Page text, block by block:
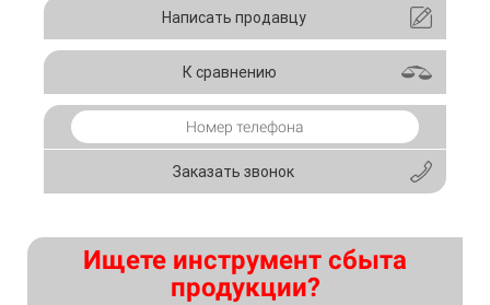
Ищете инструмент сбыта
продукции?
Написать продавцу
К сравнению
Заказать звонок